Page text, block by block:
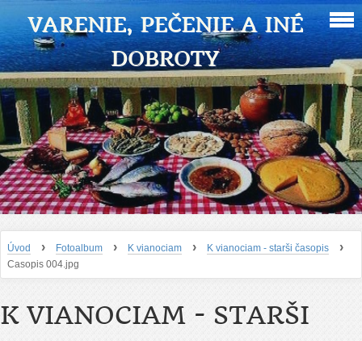
VARENIE, PEČENIE A INÉ
DOBROTY
Úvod › Fotoalbum › K vianociam › K vianociam - starši časopis ›
Casopis 004.jpg
K VIANOCIAM - STARŠI